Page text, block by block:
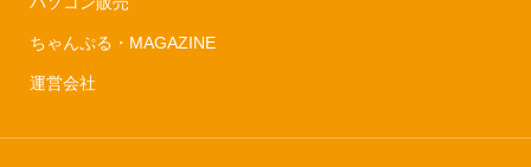
ちゃんぷる・MAGAZINE
運営会社